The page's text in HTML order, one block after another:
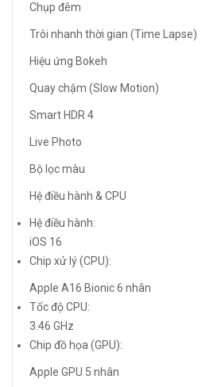
Chụp đêm
Trôi nhanh thời gian (Time Lapse)
Hiệu ứng Bokeh
Quay chậm (Slow Motion)
Smart HDR 4
Live Photo
Bộ lọc màu
Hệ điều hành & CPU
Hệ điều hành:
iOS 16
Chip xử lý (CPU):
Apple A16 Bionic 6 nhân
Tốc độ CPU:
3.46 GHz
Chip đồ họa (GPU):
Apple GPU 5 nhân